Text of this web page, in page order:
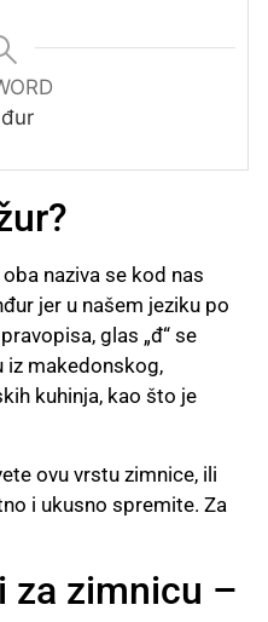
naziva se kod nas
jer u našem jeziku po
glas „đ“ se
iz makedonskog,
kuhinja, kao što je
ovu vrstu zimnice, ili
i ukusno spremite. Za
za zimnicu –